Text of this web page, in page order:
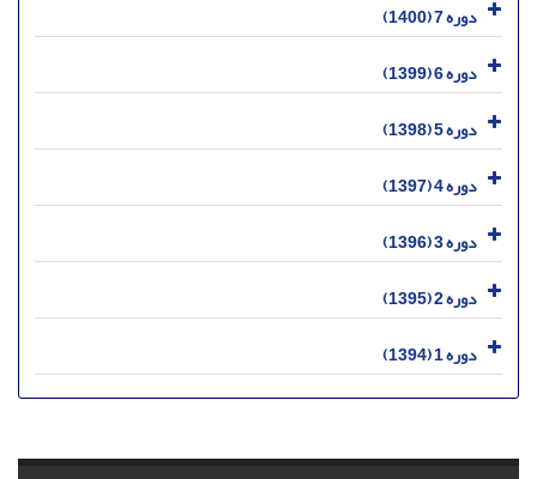
دوره 7 (1400)
دوره 6 (1399)
دوره 5 (1398)
دوره 4 (1397)
دوره 3 (1396)
دوره 2 (1395)
دوره 1 (1394)